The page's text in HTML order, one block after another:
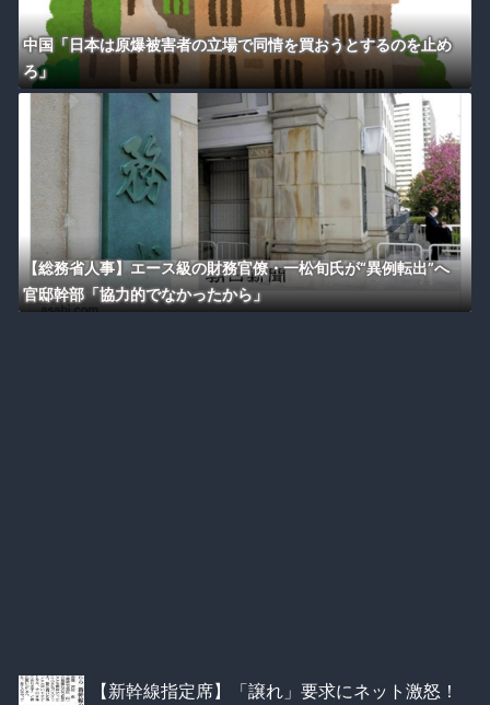
中国「日本は原爆被害者の立場で同情を買おうとするのを止め
ろ」
【総務省人事】エース級の財務官僚・一松旬氏が“異例転出”へ
官邸幹部「協力的でなかったから」
【新幹線指定席】「譲れ」要求にネット激怒！